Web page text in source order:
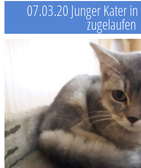
07.03.20 Junger Kater
zugelaufen